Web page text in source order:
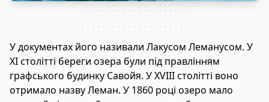
У документах його називали Лакусом Леманусом. У
XI столітті береги озера були під правлінням
графського будинку Савойя. У XVIII столітті воно
отримало назву Леман. У 1860 році озеро мало